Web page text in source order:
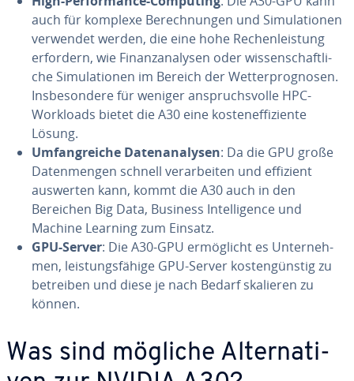
auch für komplexe Be­rech­nun­gen und Si­mu­la­tio­nen
verwendet werden, die eine hohe Re­chen­leis­tung
erfordern, wie Fi­nanz­ana­ly­sen oder wis­sen­schaft­li­
che Si­mu­la­tio­nen im Bereich der Wet­ter­pro­gno­sen.
Ins­be­son­de­re für weniger an­spruchs­vol­le HPC-
Workloads bietet die A30 eine kos­ten­ef­fi­zi­en­te
Lösung.
Um­fang­rei­che Da­ten­ana­ly­sen: Da die GPU große
Da­ten­men­gen schnell ver­ar­bei­ten und effizient
auswerten kann, kommt die A30 auch in den
Bereichen Big Data, Business In­tel­li­gence und
Machine Learning zum Einsatz.
GPU-Server: Die A30-GPU er­mög­licht es Un­ter­neh­
men, leis­tungs­fä­hi­ge GPU-Server kos­ten­güns­tig zu
betreiben und diese je nach Bedarf skalieren zu
können.
Was sind mögliche Al­ter­na­ti­